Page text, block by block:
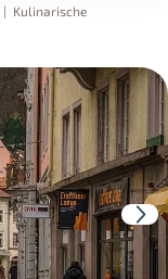
| Kulinarische